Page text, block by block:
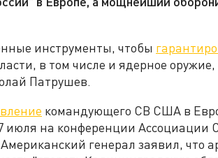
инструменты, чтобы
в том числе и ядерное оружие,
Патрушев.
командующего СВ США в
июля на конференции Ассоциации
генерал заявил, что